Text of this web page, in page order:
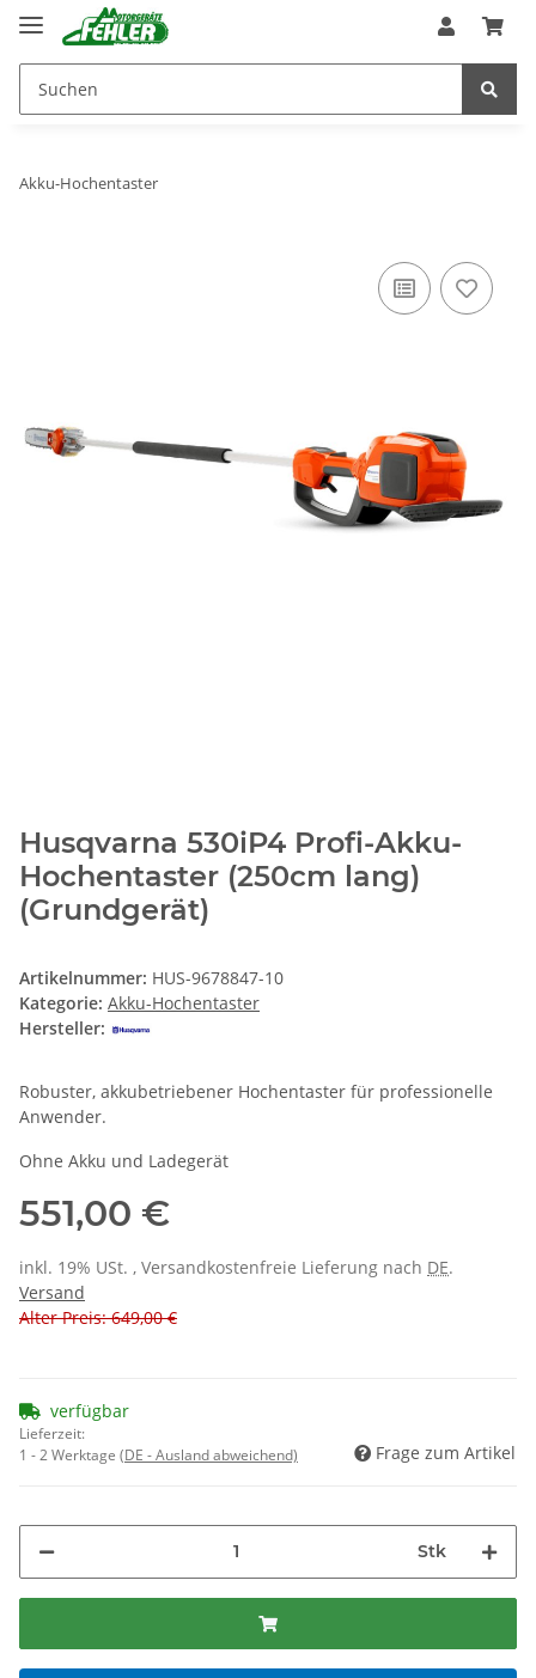
Akku-Hochentaster
Husqvarna 530iP4 Profi-Akku-
Hochentaster (250cm lang)
(Grundgerät)
Artikelnummer: HUS-9678847-10
Kategorie: Akku-Hochentaster
Hersteller:
Robuster, akkubetriebener Hochentaster für professionelle
Anwender.
Ohne Akku und Ladegerät
551,00 €
inkl. 19% USt. , Versandkostenfreie Lieferung nach DE.
Versand
Alter Preis: 649,00 €
verfügbar
Lieferzeit:
1 - 2 Werktage (DE - Ausland abweichend) Frage zum Artikel
Stk